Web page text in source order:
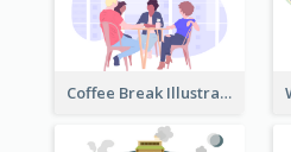
Coffee Break Illustration